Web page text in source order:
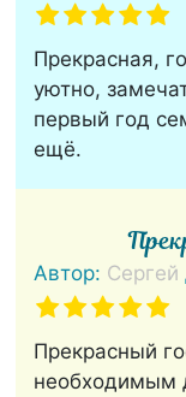
Прекрасная,
уютно,
первый год
ещё.
Автор: Сергей
Прекрасный
необходимым